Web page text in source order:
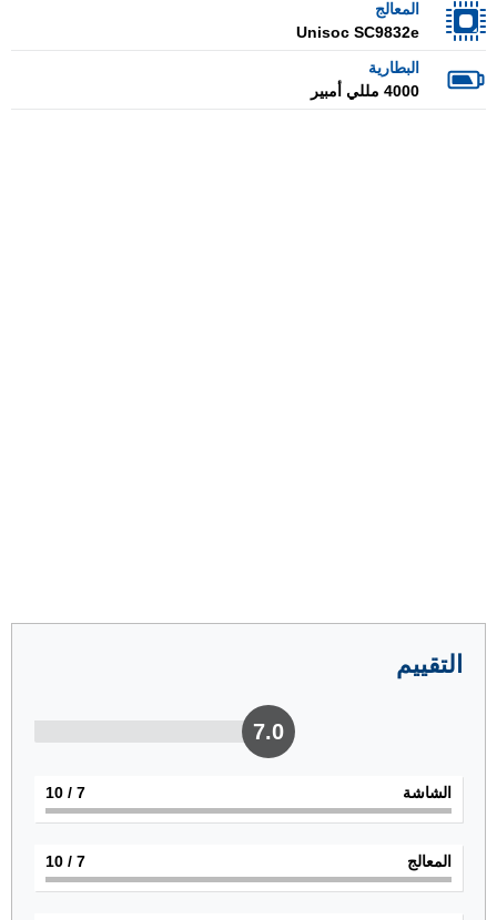
المعالج
Unisoc SC9832e
البطارية
4000 مللي أمبير
التقييم
7.0
الشاشة 7
/ 10
المعالج 7
/ 10